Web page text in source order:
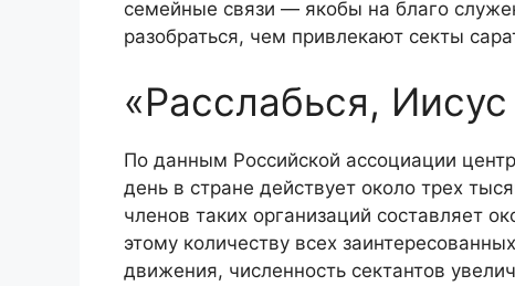
семейные связи — якобы на благо
разобраться, чем привлекают секты
«Расслабься,
По данным Российской ассоциации
день в стране действует около трех
членов таких организаций составляет
этому количеству всех
движения, численность сектантов